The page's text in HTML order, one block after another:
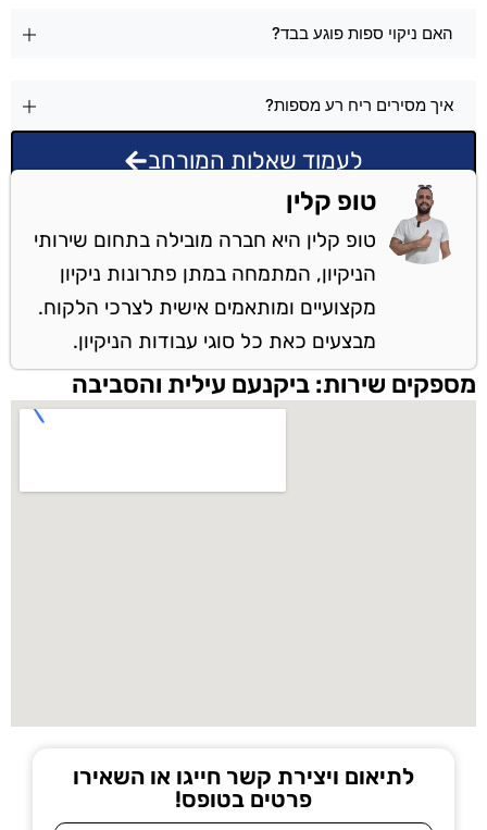
האם ניקוי ספות פוגע בבד?
איך מסירים ריח רע מספות?
לעמוד שאלות המורחב
טופ קלין
טופ קלין היא חברה מובילה בתחום שירותי
הניקיון, המתמחה במתן פתרונות ניקיון
מקצועיים ומותאמים אישית לצרכי הלקוח.
מבצעים כאת כל סוגי עבודות הניקיון.
מספקים שירות: ביקנעם עילית והסביבה
לתיאום ויצירת קשר חייגו או השאירו
פרטים בטופס!